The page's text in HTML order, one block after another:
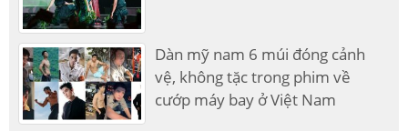
Dàn mỹ nam 6 múi đóng cảnh
vệ, không tặc trong phim về
cướp máy bay ở Việt Nam